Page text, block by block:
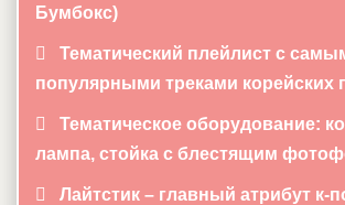
Бумбокс)
Тематический плейлист с
популярными треками корейских
Тематическое оборудование:
лампа, стойка с блестящим
Лайтстик – главный атрибут к-